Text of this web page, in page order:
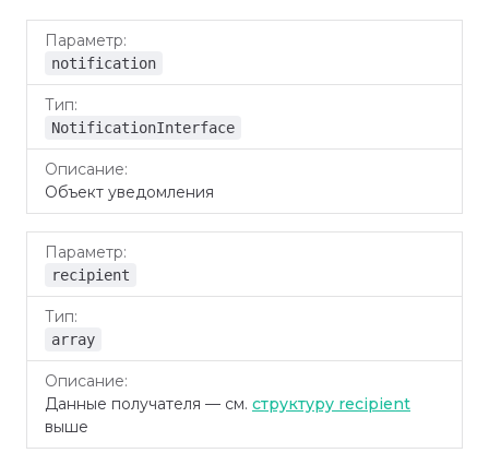
Параметр
notification
NotificationInterface
Объект уведомления
recipient
array
Данные получателя — см. структуру recipient
выше